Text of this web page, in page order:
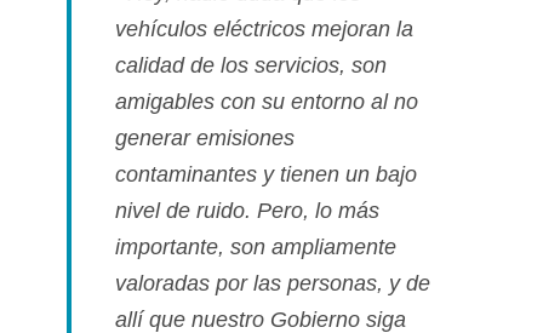
vehículos eléctricos mejoran la
calidad de los servicios, son
amigables con su entorno al no
generar emisiones
contaminantes y tienen un bajo
nivel de ruido. Pero, lo más
importante, son ampliamente
valoradas por las personas, y de
allí que nuestro Gobierno siga